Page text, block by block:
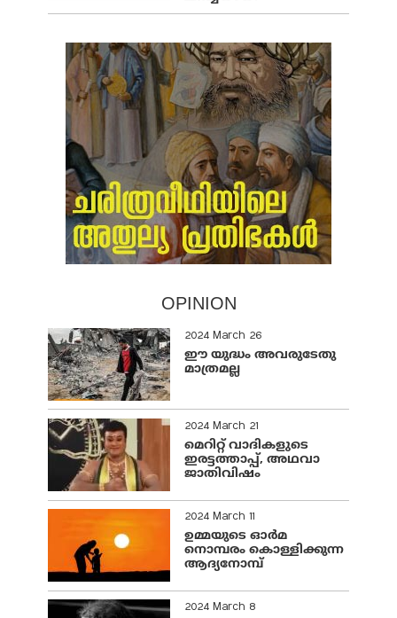
OPINION
2024 March 26
ഈ യുദ്ധം അവരുടേതു
മാത്രമല്ല
2024 March 21
മെറിറ്റ് വാദികളുടെ
ഇരട്ടത്താപ്പ്, അഥവാ
ജാതിവിഷം
2024 March 11
ഉമ്മയുടെ ഓർമ
നൊമ്പരം കൊള്ളിക്കുന്ന
ആദ്യനോമ്പ്
2024 March 8